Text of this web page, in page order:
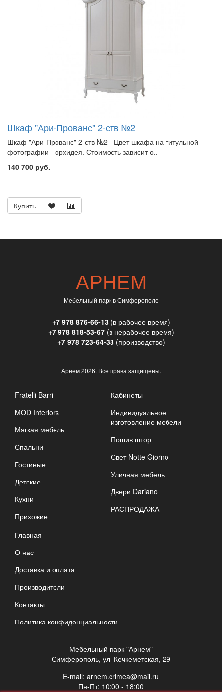
Шкаф "Ари-Прованс" 2-ств №2
Шкаф "Ари-Прованс" 2-ств №2 - Цвет шкафа на титульной
фотографии - орхидея. Стоимость зависит о..
140 700 руб.
Купить
АРНЕМ
Мебельный парк в Симферополе
+7 978 876-66-13(в рабочее время)
+7 978 818-53-67(в нерабочее время)
+7 978 723-64-33(производство)
Арнем2026. Все права защищены.
Fratelli Barri
MOD Interiors
Мягкая мебель
Спальни
Гостиные
Детские
Кухни
Прихожие
Кабинеты
Индивидуальное
изготовление мебели
Пошив штор
Свет Notte Giorno
Уличная мебель
Двери Dariano
РАСПРОДАЖА
Главная
О нас
Доставка и оплата
Производители
Контакты
Политика конфиденциальности
Мебельный парк "Арнем"
Симферополь, ул. Кечкеметская, 29
E-mail:arnem.crimea@mail.ru
Пн-Пт: 10:00 - 18:00